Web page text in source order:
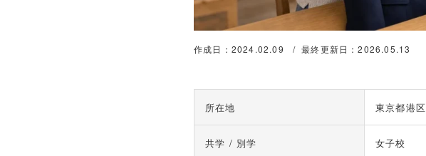
作成日：2024.02.09 最終更新日：2026.05.13
所在地 東京都港区
共学 / 別学 女子校